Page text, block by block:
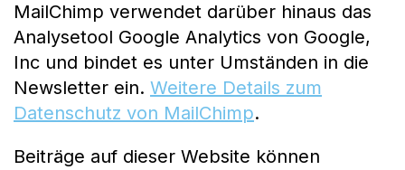
MailChimp verwendet darüber hinaus das
Analysetool Google Analytics von Google,
Inc und bindet es unter Umständen in die
Newsletter ein. Weitere Details zum
Datenschutz von MailChimp.
Beiträge auf dieser Website können